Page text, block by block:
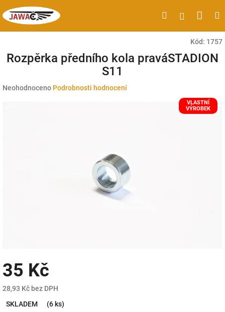
na
obsah
HledatPřihlášení
Kód: 1757
Rozpěrka předního kola praváSTADION
S11
Průměrné
Neohodnoceno Podrobnosti hodnocení
VLASTNÍ
VÝROBEK
35 Kč
28,93 Kč bez DPH
cena:
SKLADEM (6 ks)